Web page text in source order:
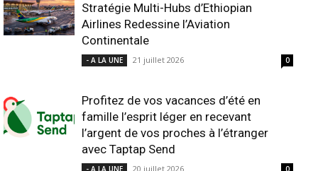
Stratégie Multi-Hubs d’Ethiopian
Airlines Redessine l’Aviation
Continentale
- A LA UNE 21 juillet 2026 0
Profitez de vos vacances d’été en
famille l’esprit léger en recevant
l’argent de vos proches à l’étranger
avec Taptap Send
20 juillet 2026